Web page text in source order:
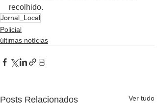
recolhido.
Jornal_Local
Policial
últimas notícias
Posts Relacionados Ver tudo